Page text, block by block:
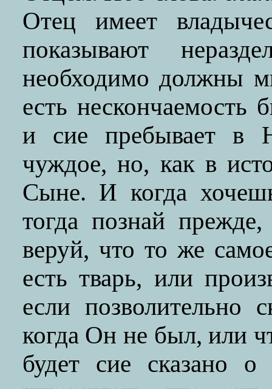
Отец имеет
показывают
необходимо должны
есть нескончаемость
и сие пребывает в
чуждое, но, как в
Сыне. И когда
тогда познай
веруй, что то же
есть тварь, или
если позволительно
когда Он не был, или
будет сие сказано